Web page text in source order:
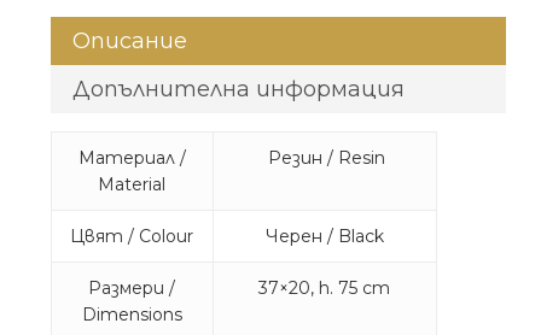
Описание
Допълнителна информация
Материал /
Material
Резин / Resin
Цвят / Colour Черен / Black
Размери /
Dimensions
37×20, h. 75 cm